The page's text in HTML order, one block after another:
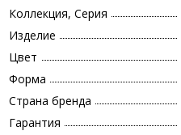
Коллекция, Серия
Изделие
Цвет
Форма
Страна бренда
Гарантия